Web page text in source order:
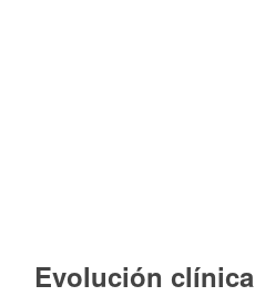
Evolución clínica